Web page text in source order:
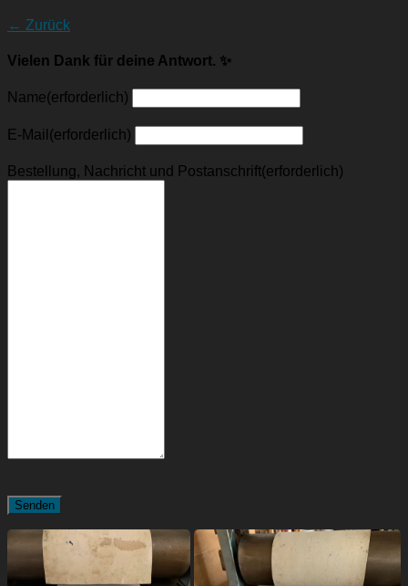
← Zurück
Vielen Dank für deine Antwort. ✨
Name(erforderlich)
E-Mail (erforderlich)
Bestellung, Nachricht und Postanschrift(erforderlich)
Senden